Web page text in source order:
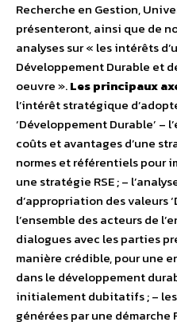
Recherche en Gestion,
présenteront, ainsi que de
analyses sur « les intérêts
Développement Durable et
oeuvre ».Les principaux
l’intérêt stratégique
‘Développement Durable’ –
coûts et avantages d’une
normes et référentiels pour
une stratégie RSE ; –
d’appropriation des valeurs
l’ensemble des acteurs de
dialogues avec les parties
manière crédible, pour une
dans le développement
initialement dubitatifs ; –
générées par une démarche